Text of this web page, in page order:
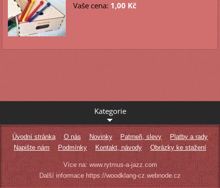
Vaše cena: 1,00 Kč
Kategorie
Úvodní stránka O nás Novinky Patrneři, slevy
Platby a rady
Napište nám
Podmínky Kontakt, návody Obrázky ke stažení
Více na: www.rytmus-a-jazz.com
Další informace https://woodklang-cz.webnode.cz